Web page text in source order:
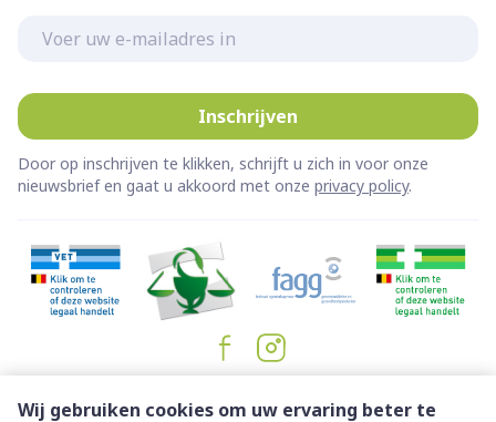
Wij gebruiken cookies om uw ervaring beter te
Inschrijven
Door op inschrijven te klikken, schrijft u zich in voor onze
nieuwsbrief en gaat u akkoord met onze privacy policy.
Juridische links